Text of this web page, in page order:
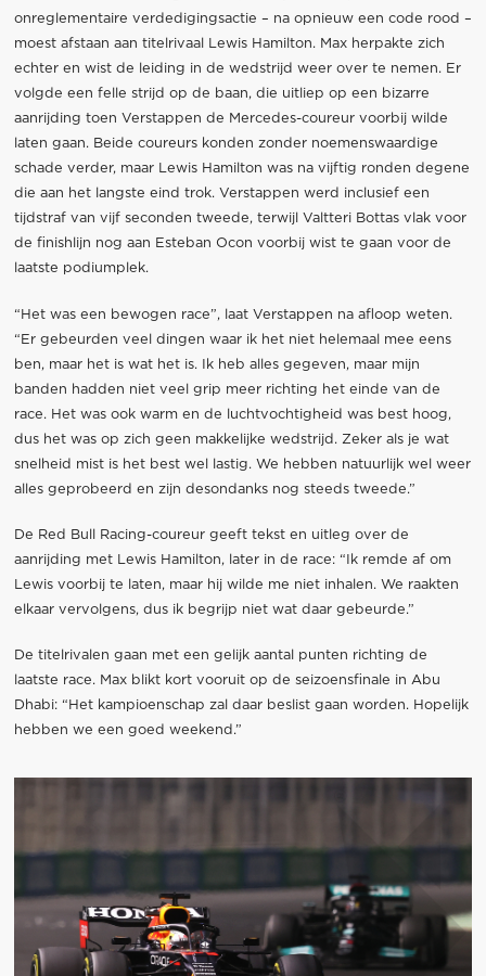
onreglementaire verdedigingsactie – na opnieuw een code rood –
moest afstaan aan titelrivaal Lewis Hamilton. Max herpakte zich
echter en wist de leiding in de wedstrijd weer over te nemen. Er
volgde een felle strijd op de baan, die uitliep op een bizarre
aanrijding toen Verstappen de Mercedes-coureur voorbij wilde
laten gaan. Beide coureurs konden zonder noemenswaardige
schade verder, maar Lewis Hamilton was na vijftig ronden degene
die aan het langste eind trok. Verstappen werd inclusief een
tijdstraf van vijf seconden tweede, terwijl Valtteri Bottas vlak voor
de finishlijn nog aan Esteban Ocon voorbij wist te gaan voor de
laatste podiumplek.
“Het was een bewogen race”, laat Verstappen na afloop weten.
“Er gebeurden veel dingen waar ik het niet helemaal mee eens
ben, maar het is wat het is. Ik heb alles gegeven, maar mijn
banden hadden niet veel grip meer richting het einde van de
race. Het was ook warm en de luchtvochtigheid was best hoog,
dus het was op zich geen makkelijke wedstrijd. Zeker als je wat
snelheid mist is het best wel lastig. We hebben natuurlijk wel weer
alles geprobeerd en zijn desondanks nog steeds tweede.”
De Red Bull Racing-coureur geeft tekst en uitleg over de
aanrijding met Lewis Hamilton, later in de race: “Ik remde af om
Lewis voorbij te laten, maar hij wilde me niet inhalen. We raakten
elkaar vervolgens, dus ik begrijp niet wat daar gebeurde.”
De titelrivalen gaan met een gelijk aantal punten richting de
laatste race. Max blikt kort vooruit op de seizoensfinale in Abu
Dhabi: “Het kampioenschap zal daar beslist gaan worden. Hopelijk
hebben we een goed weekend.”